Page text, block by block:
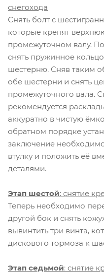
снегохода
Снять болт с
которые крепят
промежуточном валу.
снять пружинное
шестерню. Сняв таким
обе шестерни и снять
промежуточного вала.
рекомендуется
аккуратно в чистую
обратном порядке
заключение
втулку и положить её
деталями.
Этап шестой: снятие
Теперь необходимо
другой бок и снять
вывинтить три винта,
дискового тормоза к
Этап седьмой: снятие